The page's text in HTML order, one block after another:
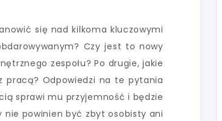
się nad kilkoma kluczowymi
Czy jest to nowy
zespołu? Po drugie, jakie
pracą? Odpowiedzi na te pytania
sprawi mu przyjemność i będzie
nie powinien być zbyt osobisty ani